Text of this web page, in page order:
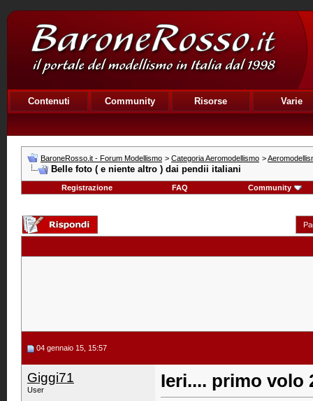
Contenuti Community Risorse Varie
BaroneRosso.it - Forum Modellismo > Categoria Aeromodellismo >
Belle foto ( e niente altro ) dai pendii italiani
Registrazione FAQ Community
04 gennaio 15, 15:57
Giggi71
User Ieri.... primo volo